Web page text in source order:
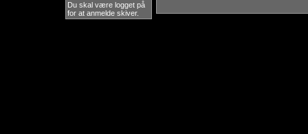
Du skal være logget på
for at anmelde skiver.